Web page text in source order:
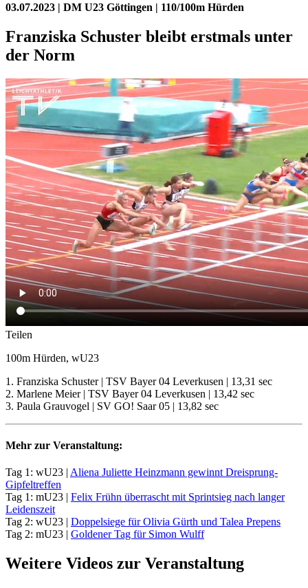
03.07.2023 | DM U23 Göttingen | 110/100m Hürden
Franziska Schuster bleibt erstmals unter
der Norm
Teilen
100m Hürden, wU23
1. Franziska Schuster | TSV Bayer 04 Leverkusen | 13,31 sec
2. Marlene Meier | TSV Bayer 04 Leverkusen | 13,42 sec
3. Paula Grauvogel | SV GO! Saar 05 | 13,82 sec
Mehr zur Veranstaltung:
Tag 1: wU23 | Aliena Juliette Heinzmann gewinnt Dreisprung-
Gipfeltreffen
Tag 1: mU23 | Felix Frühn überrascht mit Sprintsieg nach langer
Leidenszeit
Tag 2: wU23 | Doppelsiege für Olivia Gürth und Talea Prepens
Tag 2: mU23 | Goldener Tag für Simon Wulff
Weitere Videos zur Veranstaltung